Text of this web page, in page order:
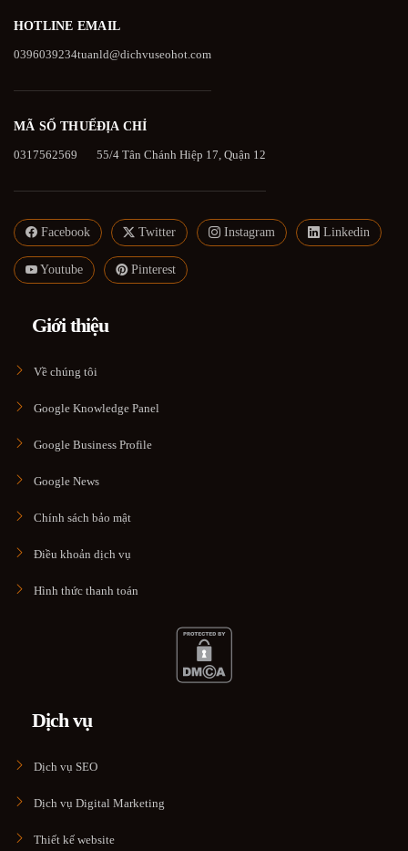
HOTLINE
0396039234
EMAIL
tuanld@dichvuseohot.com
MÃ SỐ THUẾ
0317562569
ĐỊA CHỈ
55/4 Tân Chánh Hiệp 17, Quận 12
Facebook Twitter Instagram Linkedin
Youtube Pinterest
Giới thiệu
Về chúng tôi
Google Knowledge Panel
Google Business Profile
Google News
Chính sách bảo mật
Điều khoản dịch vụ
Hình thức thanh toán
Dịch vụ
Dịch vụ SEO
Dịch vụ Digital Marketing
Thiết kế website